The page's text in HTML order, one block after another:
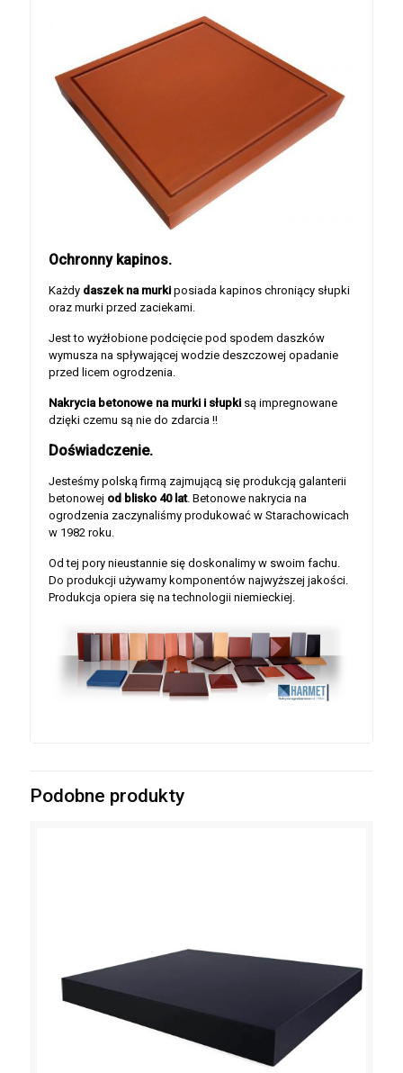
Ochronny kapinos.
Każdy daszek na murki posiada kapinos chroniący słupki
oraz murki przed zaciekami.
Jest to wyżłobione podcięcie pod spodem daszków
wymusza na spływającej wodzie deszczowej opadanie
przed licem ogrodzenia.
Nakrycia betonowe na murki i słupki są impregnowane
dzięki czemu są nie do zdarcia !!
Doświadczenie.
Jesteśmy polską firmą zajmującą się produkcją galanterii
betonowej od blisko 40 lat. Betonowe nakrycia na
ogrodzenia zaczynaliśmy produkować w Starachowicach
w 1982 roku.
Od tej pory nieustannie się doskonalimy w swoim fachu.
Do produkcji używamy komponentów najwyższej jakości.
Produkcja opiera się na technologii niemieckiej.
Podobne produkty